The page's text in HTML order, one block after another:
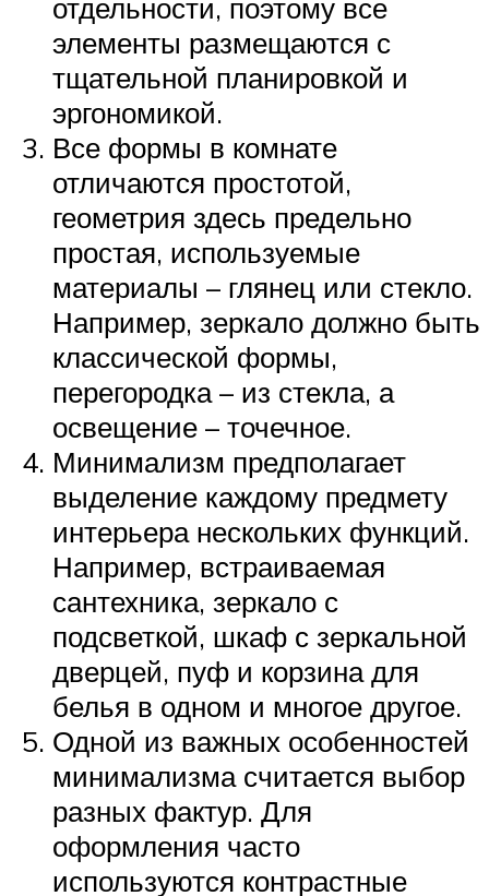
отдельности, поэтому все
элементы размещаются с
тщательной планировкой и
эргономикой.
Все формы в комнате
отличаются простотой,
геометрия здесь предельно
простая, используемые
материалы – глянец или стекло.
Например, зеркало должно быть
классической формы,
перегородка – из стекла, а
освещение – точечное.
Минимализм предполагает
выделение каждому предмету
интерьера нескольких функций.
Например, встраиваемая
сантехника, зеркало с
подсветкой, шкаф с зеркальной
дверцей, пуф и корзина для
белья в одном и многое другое.
Одной из важных особенностей
минимализма считается выбор
разных фактур. Для
оформления часто
используются контрастные